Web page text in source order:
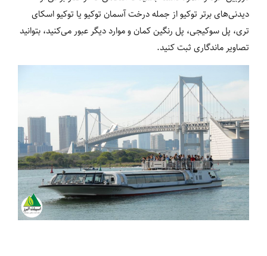
دیدنی‌های برتر توکیو از جمله درخت آسمان توکیو یا توکیو اسکای
تری، پل سوکیجی، پل رنگین کمان و موارد دیگر عبور می‌کنید، بتوانید
تصاویر ماندگاری ثبت کنید.